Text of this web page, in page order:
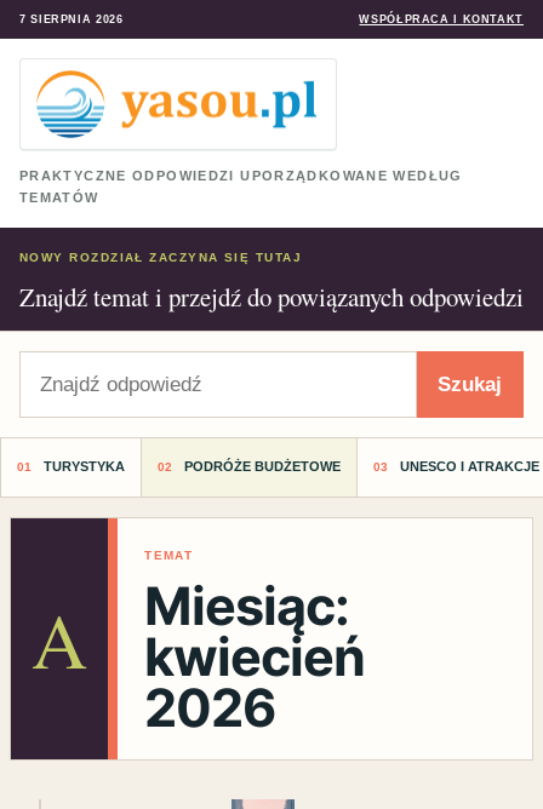
7 SIERPNIA 2026 WSPÓŁPRACA I KONTAKT
PRAKTYCZNE ODPOWIEDZI UPORZĄDKOWANE WEDŁUG
TEMATÓW
NOWY ROZDZIAŁ ZACZYNA SIĘ TUTAJ
Znajdź temat i przejdź do powiązanych odpowiedzi
Szukaj
TURYSTYKA PODRÓŻE BUDŻETOWE UNESCO I
A
TEMAT
Miesiąc:
kwiecień
2026